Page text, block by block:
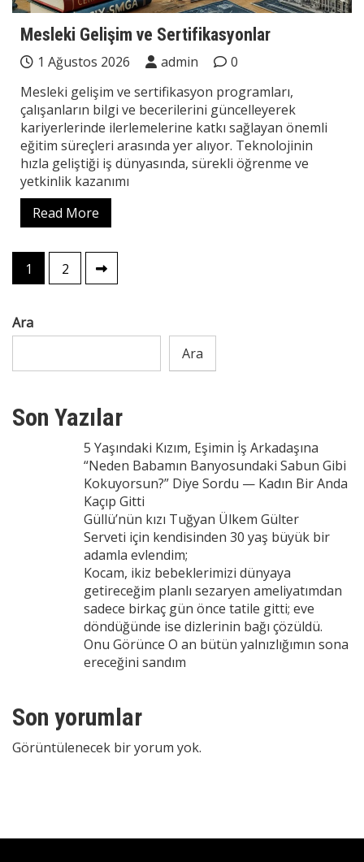
Mesleki Gelişim ve Sertifikasyonlar
1 Ağustos 2026 admin
0
Mesleki gelişim ve sertifikasyon programları,
çalışanların bilgi ve becerilerini güncelleyerek
kariyerlerinde ilerlemelerine katkı sağlayan önemli
eğitim süreçleri arasında yer alıyor. Teknolojinin
hızla geliştiği iş dünyasında, sürekli öğrenme ve
yetkinlik kazanımı
Read More
Yazı
sayfalaması
1 2
Ara
Ara
Son Yazılar
5 Yaşındaki Kızım, Eşimin İş Arkadaşına
“Neden Babamın Banyosundaki Sabun Gibi
Kokuyorsun?” Diye Sordu — Kadın Bir Anda
Kaçıp Gitti
Güllü’nün kızı Tuğyan Ülkem Gülter
Serveti için kendisinden 30 yaş büyük bir
adamla evlendim;
Kocam, ikiz bebeklerimizi dünyaya
getireceğim planlı sezaryen ameliyatımdan
sadece birkaç gün önce tatile gitti; eve
döndüğünde ise dizlerinin bağı çözüldü.
Onu Görünce O an bütün yalnızlığımın sona
ereceğini sandım
Son yorumlar
Görüntülenecek bir yorum yok.